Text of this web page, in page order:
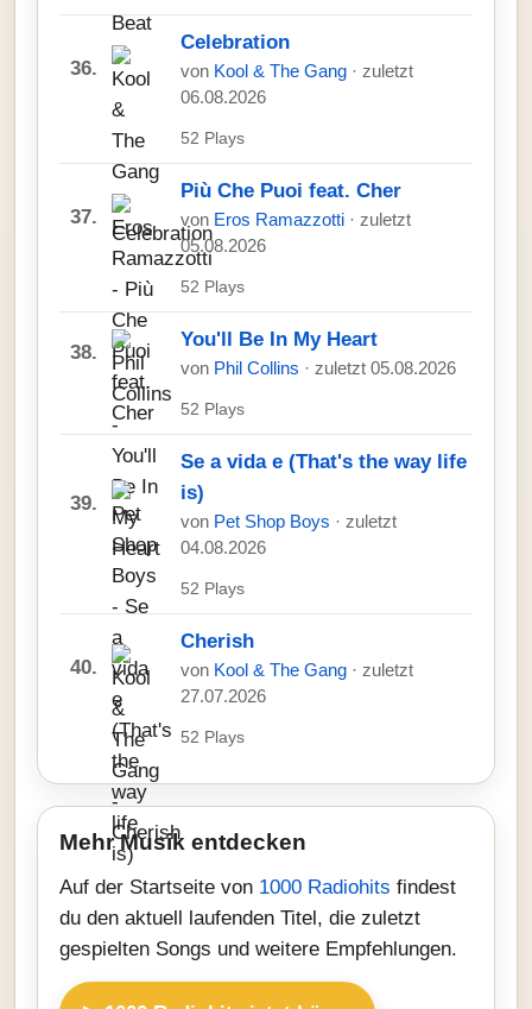
36.
Celebration
von Kool & The Gang · zuletzt
06.08.2026
52 Plays
37.
Più Che Puoi feat. Cher
von Eros Ramazzotti · zuletzt
05.08.2026
52 Plays
38.
You'll Be In My Heart
von Phil Collins · zuletzt 05.08.2026
52 Plays
39.
Se a vida e (That's the way life
is)
von Pet Shop Boys · zuletzt
04.08.2026
52 Plays
40.
Cherish
von Kool & The Gang · zuletzt
27.07.2026
52 Plays
Mehr Musik entdecken
Auf der Startseite von 1000 Radiohits findest
du den aktuell laufenden Titel, die zuletzt
gespielten Songs und weitere Empfehlungen.